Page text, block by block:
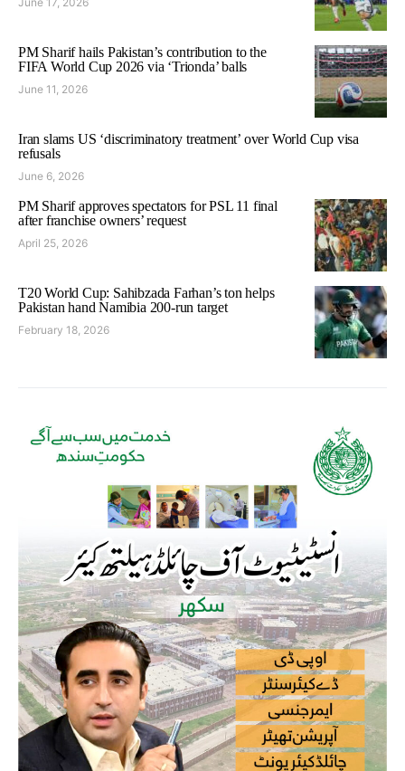
PM Sharif hails Pakistan’s contribution to the
FIFA World Cup 2026 via ‘Trionda’ balls
June 11, 2026
Iran slams US ‘discriminatory treatment’ over World Cup visa
refusals
June 6, 2026
PM Sharif approves spectators for PSL 11 final
after franchise owners’ request
April 25, 2026
T20 World Cup: Sahibzada Farhan’s ton helps
Pakistan hand Namibia 200-run target
February 18, 2026